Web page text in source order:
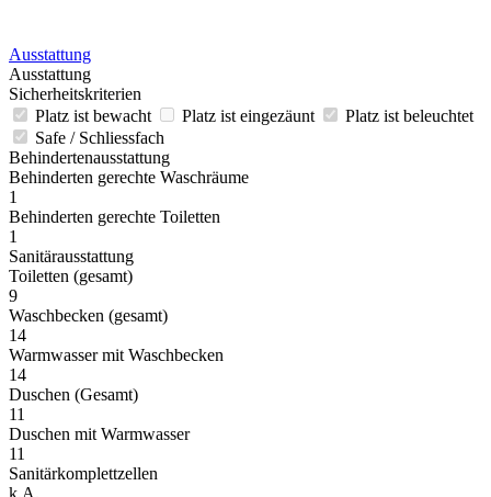
Ausstattung
Ausstattung
Sicherheitskriterien
Platz ist bewacht
Platz ist eingezäunt
Platz ist beleuchtet
Safe / Schliessfach
Behindertenausstattung
Behinderten gerechte Waschräume
1
Behinderten gerechte Toiletten
1
Sanitärausstattung
Toiletten (gesamt)
9
Waschbecken (gesamt)
14
Warmwasser mit Waschbecken
14
Duschen (Gesamt)
11
Duschen mit Warmwasser
11
Sanitärkomplettzellen
k.A.